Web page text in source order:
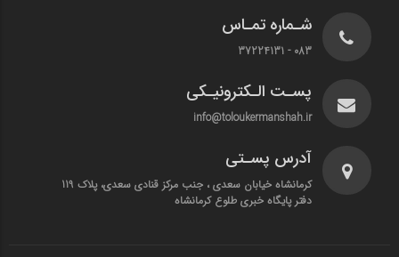
شـماره تمـاس
083 - 37224131
پسـت الـکترونیـکی
info@toloukermanshah.ir
آدرس پسـتی
کرمانشاه خیابان سعدی ، جنب مرکز قنادی سعدی، پلاک 119
دفتر پایگاه خبری طلوع کرمانشاه